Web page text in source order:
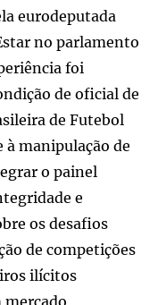
eurodeputada
no parlamento
foi
de oficial de
de Futebol
à manipulação de
o painel
e
os desafios
de competições
ilícitos
mercado